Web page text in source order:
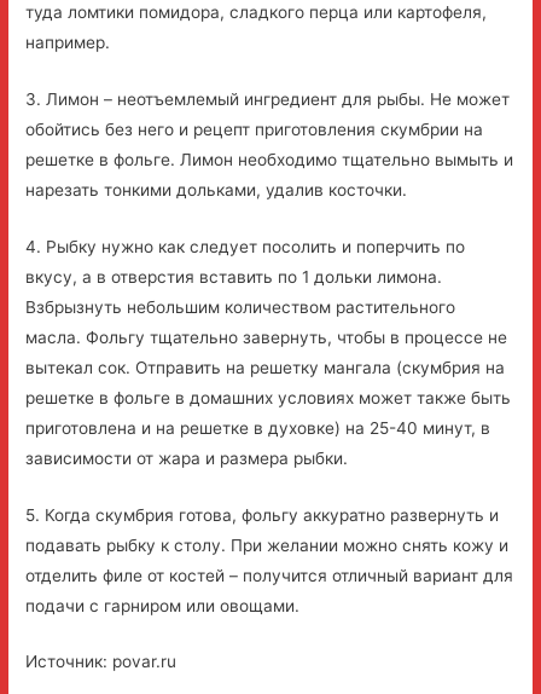
туда ломтики помидора, сладкого перца или картофеля,
например.
3. Лимон – неотъемлемый ингредиент для рыбы. Не может
обойтись без него и рецепт приготовления скумбрии на
решетке в фольге. Лимон необходимо тщательно вымыть и
нарезать тонкими дольками, удалив косточки.
4. Рыбку нужно как следует посолить и поперчить по
вкусу, а в отверстия вставить по 1 дольки лимона.
Взбрызнуть небольшим количеством растительного
масла. Фольгу тщательно завернуть, чтобы в процессе не
вытекал сок. Отправить на решетку мангала (скумбрия на
решетке в фольге в домашних условиях может также быть
приготовлена и на решетке в духовке) на 25-40 минут, в
зависимости от жара и размера рыбки.
5. Когда скумбрия готова, фольгу аккуратно развернуть и
подавать рыбку к столу. При желании можно снять кожу и
отделить филе от костей – получится отличный вариант для
подачи с гарниром или овощами.
Источник: povar.ru